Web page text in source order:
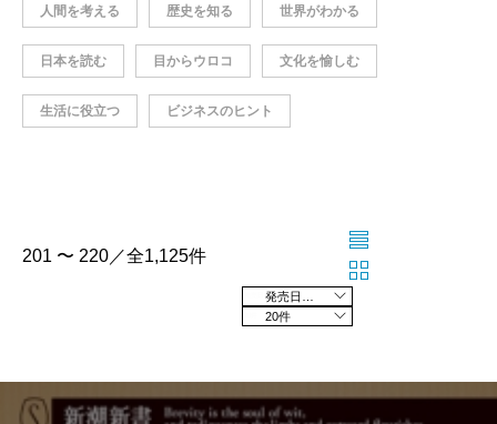
人間を考える 歴史を知る 世界がわかる
日本を読む 目からウロコ 文化を愉しむ
生活に役立つ ビジネスのヒント
201 〜 220／全1,125件
20件